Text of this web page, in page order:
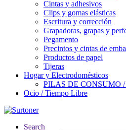
Cintas y adhesivos
Clips y gomas elásticas
Escritura y corrección
Grapadoras, grapas y
Pegamento
Precintos y cintas de
Productos de papel
Tijeras
Hogar y Electrodomésticos
PILAS DE CONSUMO
Ocio / Tiempo Libre
Search